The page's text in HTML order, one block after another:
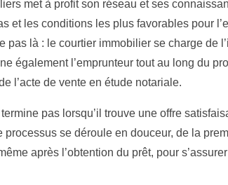
met à profit son réseau et ses
et les conditions les plus favorables pour
pas là : le courtier immobilier se charge de
également l’emprunteur tout au long du
l’acte de vente en étude notariale.
pas lorsqu’il trouve une offre
processus se déroule en douceur, de la
après l’obtention du prêt, pour